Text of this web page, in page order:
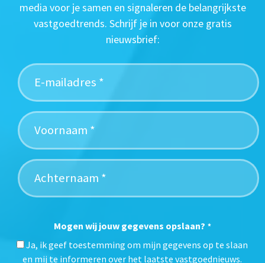
media voor je samen en signaleren de belangrijkste
vastgoedtrends. Schrijf je in voor onze gratis
nieuwsbrief:
Mogen wij jouw gegevens opslaan? *
Ja, ik geef toestemming om mijn gegevens op te slaan
en mij te informeren over het laatste vastgoednieuws.